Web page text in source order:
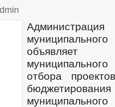
Администрация
объявляет
отбора
бюджетирования